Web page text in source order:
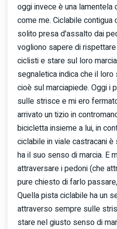
oggi invece è una lamentela
come me. Ciclabile contigua
solito presa d'assalto dai
vogliono sapere di
ciclisti e stare sul loro
segnaletica indica che il
cioè sul marciapiede. Oggi i
sulle strisce e mi ero
arrivato un tizio in
bicicletta insieme a lui, in
ciclabile in viale castracani è
ha il suo senso di marcia. E
attraversare i pedoni (che
pure chiesto di farlo
Quella pista ciclabile ha un
attraverso sempre sulle
stare nel giusto senso di